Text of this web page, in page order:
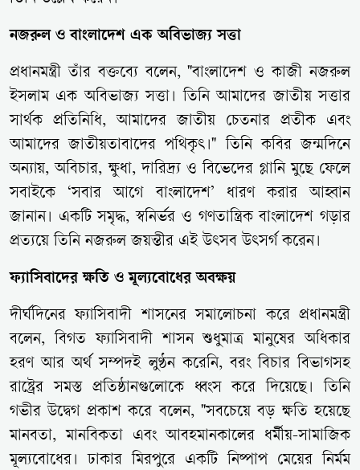
নজরুল ও বাংলাদেশ এক অবিভাজ্য সত্তা
প্রধানমন্ত্রী তাঁর বক্তব্যে বলেন, "বাংলাদেশ ও কাজী নজরুল
ইসলাম এক অবিভাজ্য সত্তা। তিনি আমাদের জাতীয় সত্তার
সার্থক প্রতিনিধি, আমাদের জাতীয় চেতনার প্রতীক এবং
আমাদের জাতীয়তাবাদের পথিকৃৎ।" তিনি কবির জন্মদিনে
অন্যায়, অবিচার, ক্ষুধা, দারিদ্র্য ও বিভেদের গ্লানি মুছে ফেলে
সবাইকে ‘সবার আগে বাংলাদেশ’ ধারণ করার আহ্বান
জানান। একটি সমৃদ্ধ, স্বনির্ভর ও গণতান্ত্রিক বাংলাদেশ গড়ার
প্রত্যয়ে তিনি নজরুল জয়ন্তীর এই উৎসব উৎসর্গ করেন।
ফ্যাসিবাদের ক্ষতি ও মূল্যবোধের অবক্ষয়
দীর্ঘদিনের ফ্যাসিবাদী শাসনের সমালোচনা করে প্রধানমন্ত্রী
বলেন, বিগত ফ্যাসিবাদী শাসন শুধুমাত্র মানুষের অধিকার
হরণ আর অর্থ সম্পদই লুণ্ঠন করেনি, বরং বিচার বিভাগসহ
রাষ্ট্রের সমস্ত প্রতিষ্ঠানগুলোকে ধ্বংস করে দিয়েছে। তিনি
গভীর উদ্বেগ প্রকাশ করে বলেন, "সবচেয়ে বড় ক্ষতি হয়েছে
মানবতা, মানবিকতা এবং আবহমানকালের ধর্মীয়-সামাজিক
মূল্যবোধের। ঢাকার মিরপুরে একটি নিষ্পাপ মেয়ের নির্মম